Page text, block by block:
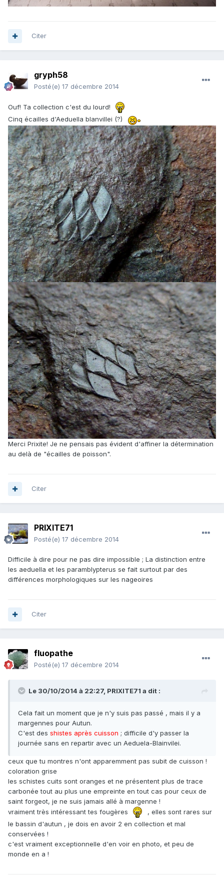
Citer
gryph58
Posté(e) 17 décembre 2014
Ouf! Ta collection c'est du lourd!
Cinq écailles d'Aeduella blanvillei (?)
Merci Prixite! Je ne pensais pas évident d'affiner la détermination
au delà de "écailles de poisson".
Citer
PRIXITE71
Posté(e) 17 décembre 2014
Difficile à dire pour ne pas dire impossible ; La distinction entre
les aeduella et les paramblypterus se fait surtout par des
différences morphologiques sur les nageoires
Citer
fluopathe
Posté(e) 17 décembre 2014
Le 30/10/2014 à 22:27, PRIXITE71 a dit :
Cela fait un moment que je n'y suis pas passé , mais il y a
margennes pour Autun.
C'est des shistes après cuisson ; difficile d'y passer la
journée sans en repartir avec un Aeduela-Blainvilei.
ceux que tu montres n'ont apparemment pas subit de cuisson !
coloration grise
les schistes cuits sont oranges et ne présentent plus de trace
carbonée tout au plus une empreinte en tout cas pour ceux de
saint forgeot, je ne suis jamais allé à margenne !
vraiment très intéressant tes fougères
, elles sont rares sur
le bassin d'autun , je dois en avoir 2 en collection et mal
conservées !
c'est vraiment exceptionnelle d'en voir en photo, et peu de
monde en a !